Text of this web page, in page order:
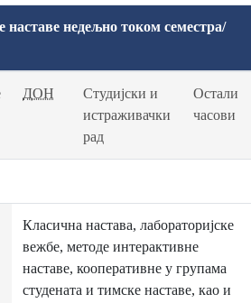
наставе недељно током семестра/
ДОН
Студијски и
истраживачки
рад
Остали
часови
Класична настава, лабораторијске
вежбе, методе интерактивне
наставе, кооперативне у групама
студената и тимске наставе, као и